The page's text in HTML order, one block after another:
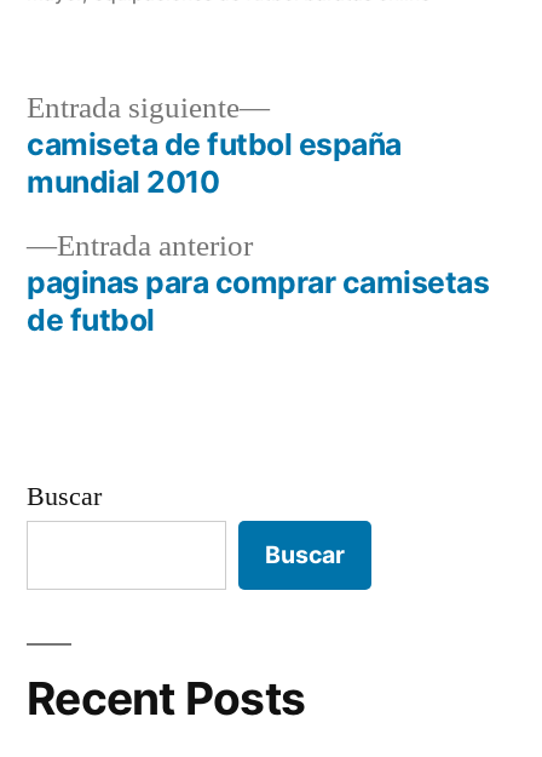
Navegación
entradas
Entrada anteriorEntrada
anterior:
paginas para comprar camisetas
de futbol
Entrada siguiente
Entrada
siguiente:
camiseta de futbol españa
mundial 2010
Buscar
Buscar
Recent Posts